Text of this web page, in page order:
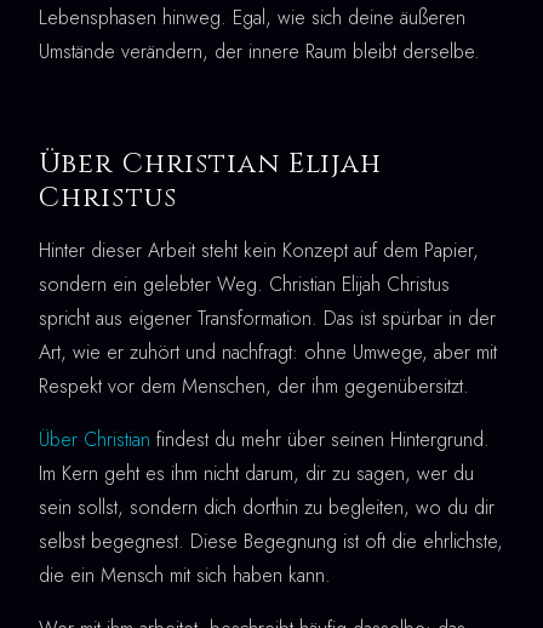
Lebensphasen hinweg. Egal, wie sich deine äußeren
Umstände verändern, der innere Raum bleibt derselbe.
Über Christian Elijah
Christus
Hinter dieser Arbeit steht kein Konzept auf dem Papier,
sondern ein gelebter Weg. Christian Elijah Christus
spricht aus eigener Transformation. Das ist spürbar in der
Art, wie er zuhört und nachfragt: ohne Umwege, aber mit
Respekt vor dem Menschen, der ihm gegenübersitzt.
Über Christian findest du mehr über seinen Hintergrund.
Im Kern geht es ihm nicht darum, dir zu sagen, wer du
sein sollst, sondern dich dorthin zu begleiten, wo du dir
selbst begegnest. Diese Begegnung ist oft die ehrlichste,
die ein Mensch mit sich haben kann.